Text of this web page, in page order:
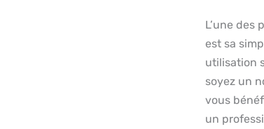
L’une
est sa
utilisation
soyez un
vous
un